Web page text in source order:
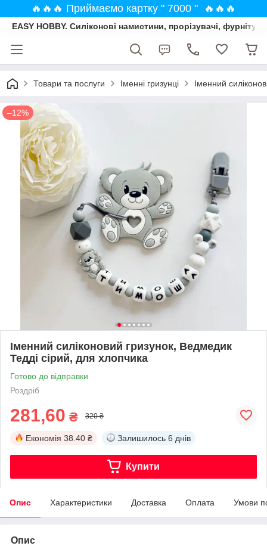
🔥🔥🔥 Приймаємо картку " 7000 " 🔥🔥🔥
EASY HOBBY. Силіконові намистини, прорізувачі,
Товари та послуги Іменні гризунці Іменний
–12%
Іменний силіконовий гризунок, Ведмедик
Тедді сірий, для хлопчика
Готово до відправки
Роздріб
281,60 ₴ 320 ₴
Економія 38.40 ₴ Залишилось 6 днів
Купити
Опис Характеристики Доставка Оплата Умови
Опис